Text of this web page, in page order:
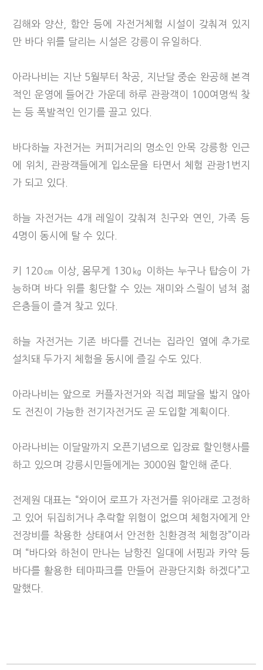
김해와 양산, 함안 등에 자전거체험 시설이 갖춰져 있지
만 바다 위를 달리는 시설은 강릉이 유일하다.
아라나비는 지난 5월부터 착공, 지난달 중순 완공해 본격
적인 운영에 들어간 가운데 하루 관광객이 100여명씩 찾
는 등 폭발적인 인기를 끌고 있다.
바다하늘 자전거는 커피거리의 명소인 안목 강릉항 인근
에 위치, 관광객들에게 입소문을 타면서 체험 관광1번지
가 되고 있다.
하늘 자전거는 4개 레일이 갖춰져 친구와 연인, 가족 등
4명이 동시에 탈 수 있다.
키 120㎝ 이상, 몸무게 130㎏ 이하는 누구나 탑승이 가
능하며 바다 위를 횡단할 수 있는 재미와 스릴이 넘쳐 젊
은층들이 즐겨 찾고 있다.
하늘 자전거는 기존 바다를 건너는 집라인 옆에 추가로
설치돼 두가지 체험을 동시에 즐길 수도 있다.
아라나비는 앞으로 커플자전거와 직접 페달을 밟지 않아
도 전진이 가능한 전기자전거도 곧 도입할 계획이다.
아라나비는 이달말까지 오픈기념으로 입장료 할인행사를
하고 있으며 강릉시민들에게는 3000원 할인해 준다.
전제원 대표는 “와이어 로프가 자전거를 위아래로 고정하
고 있어 뒤집히거나 추락할 위험이 없으며 체험자에게 안
전장비를 착용한 상태여서 안전한 친환경적 체험장”이라
며 “바다와 하천이 만나는 남항진 일대에 서핑과 카약 등
바다를 활용한 테마파크를 만들어 관광단지화 하겠다”고
말했다.